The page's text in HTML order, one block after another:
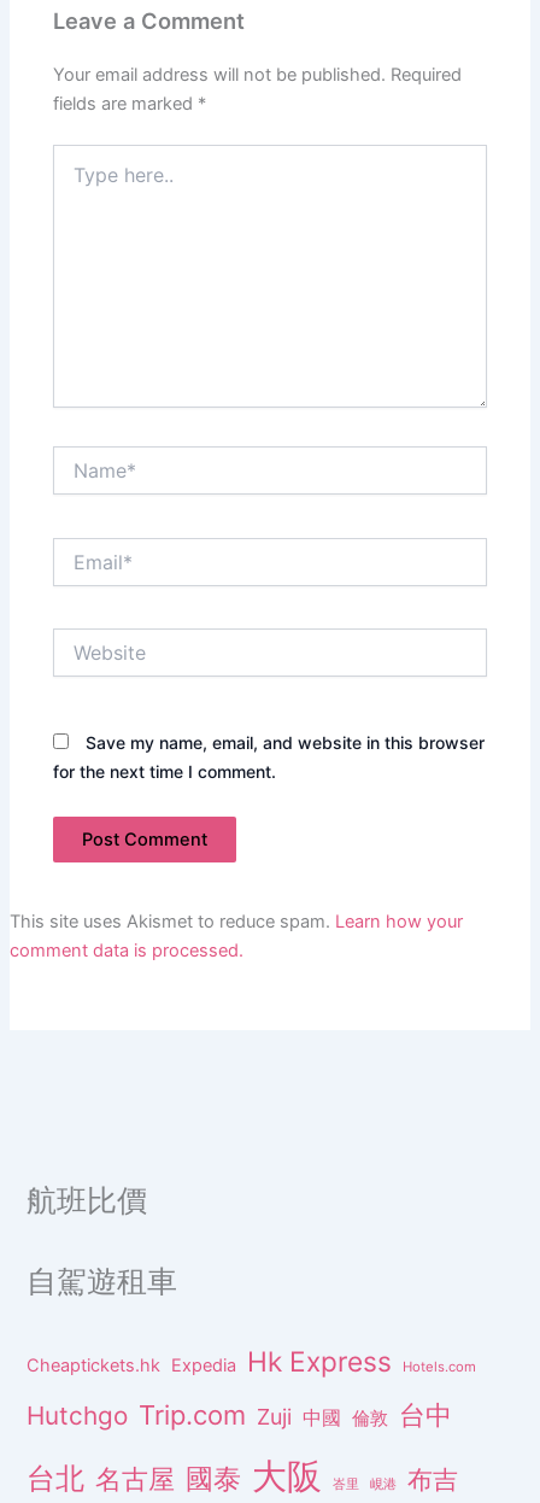
Leave a Comment
Your email address will not be published. Required
fields are marked *
here..
Save my name, email, and website in this browser
for the next time I comment.
This site uses Akismet to reduce spam. Learn how your
comment data is processed.
航班比價
自駕遊租車
Cheaptickets.hk Expedia Hk Express Hotels.com
Hutchgo Trip.com Zuji 中國 倫敦 台中
台北 名古屋 國泰 大阪 峇里 峴港 布吉